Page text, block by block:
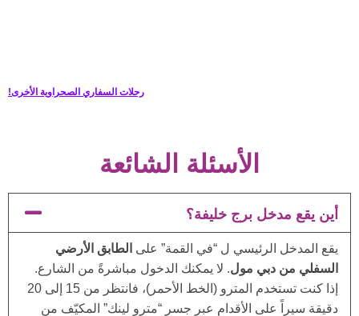
رحلات السفاري الصحراوية الأخرى!
الأسئلة الشائعة
أين يقع مدخل برج خليفة؟
يقع المدخل الرئيسي ل “في القمة” على الطابق الأرضي
السفلي من دبي مول. لا يمكنك الدخول مباشرةً من الشارع.
إذا كنت تستخدم المترو (الخط الأحمر)، فانتظر من 15 إلى 20
دقيقة سيراً على الأقدام عبر جسر “مترو لينك” المكيّف من